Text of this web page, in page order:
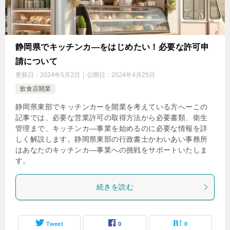
静岡県でキッチンカ―をはじめたい！必要な許可申
請について
更新日： 2024年5月2日 公開日： 2024年4月25日
飲食店開業
静岡県東部でキッチンカーを開業を考えている方へーこの
記事では、必要な営業許可の取得方法から必要書類、衛生
管理まで、キッチンカ―事業を始めるのに必要な情報を詳
しく解説します。静岡県東部の行政書士かわいあい事務所
はあなたのキッチンカ―事業への挑戦をサポートいたしま
す。
続きを読む
Tweet 0 0